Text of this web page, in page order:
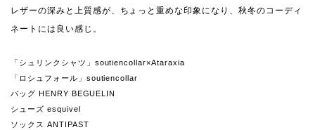
レザーの深みと上質感が、ちょっと重めな印象になり、秋冬のコーディ
ネートには良い感じ。
「シュリンクシャツ」soutiencollar×Ataraxia
「ロシュフォール」soutiencollar
バッグ HENRY BEGUELIN
シューズ esquivel
ソックス ANTIPAST